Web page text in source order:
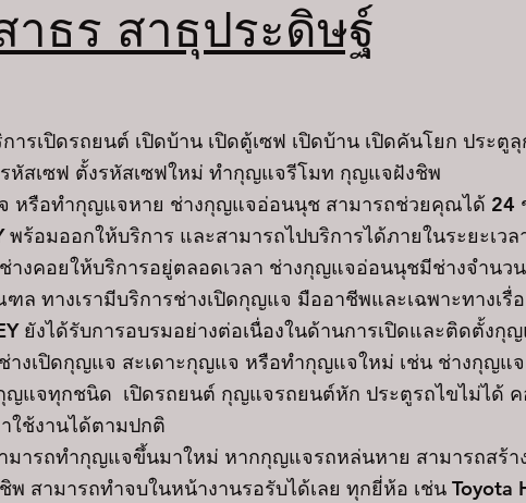
าธร สาธุประดิษฐ์
เปิดรถยนต์ เปิดบ้าน เปิดตู้เซฟ เปิดบ้าน เปิดคันโยก ประตูลุ
รหัสเซฟ ตั้งรหัสเซฟใหม่ ทำกุญแจรีโมท กุญแจฝังชิพ
อทำกุญแจหาย ช่างกุญแจอ่อนนุช สามารถช่วยคุณได้
พร้อมออกให้บริการ และสามารถไปบริการได้ภายในระยะเ
อยให้บริการอยู่ตลอดเวลา ช่างกุญแจอ่อนนุชมีช่างจำนว
ล ทางเรามีบริการช่างเปิดกุญแจ มืออาชีพและเฉพาะทางเรื่
ยังได้รับการอบรมอย่างต่อเนื่องในด้านการเปิดและติดตั้งกุ
างเปิดกุญแจ สะเดาะกุญแจ หรือทำกุญแจใหม่ เช่น ช่างกุญแ
ญแจทุกชนิด เปิดรถยนต์ กุญแจรถยนต์หัก ประตูรถไขไม่ได้ ค
ใช้งานได้ตามปกติ
รถทำกุญแจขึ้นมาใหม่ หากกุญแจรถหล่นหาย สามารถสร้
สามารถทำจบในหน้างานรอรับได้เลย ทุกยี่ห้อ เช่น Toyota